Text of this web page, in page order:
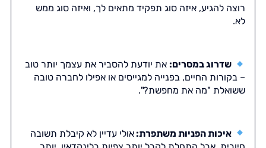
רוצה להגיע, איזה סוג תפקיד מתאים לך, ואיזה סוג ממש
לא.
שדרוג במסרים: את יודעת להסביר את עצמך יותר טוב
– בקורות החיים, בפנייה למגייסים או אפילו לחברה טובה
ששואלת "מה את מחפשת?".
איכות הפניות משתפרת: אולי עדיין לא קיבלת תשובה